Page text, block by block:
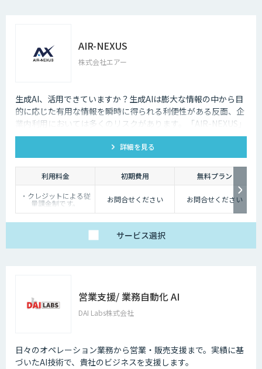
AIR-NEXUS
株式会社エアー
生成AI、活用できていますか？生成AIは膨大な情報の中から目
的に応じた有用な情報を瞬時に得られる利便性がある反面、企
業内利用においては多くのリスクがあります。「AIR-NEXUS」
はそうした課題を解決できます。
詳細を見る
利用料金 初期費用
無料プラン
・クレジットによる従
量課金制です。
・アクセス制御や導入
詳細は弊社までお問い
合わせください。
お問合せください お問合せください
サービス選択
営業支援/ 業務自動化 AI
DAI Labs株式会社
日々のオペレーション業務から営業・販売支援まで。実績に基
づいたAI技術で、貴社のビジネスを支援します。